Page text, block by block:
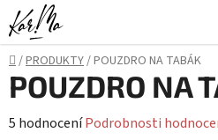
Přejít
na
obsah
Domů
/PRODUKTY/POUZDRO NA TABÁK
POUZDRO NA
Průměrné
5 hodnoceníPodrobnosti